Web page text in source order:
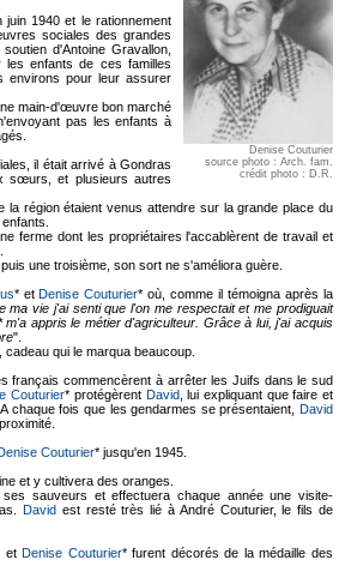
Denise Couturier
source photo : Arch. fam.
crédit photo : D.R.
1940 et le rationnement
sociales des grandes
d'Antoine Gravallon,
enfants de ces familles
environs pour leur assurer
main-d'œuvre bon marché
pas les enfants à
il était arrivé à Gondras
sœurs, et plusieurs autres
la région étaient venus attendre sur la grande place du
ferme dont les propriétaires l'accablèrent de travail et
une troisième, son sort ne s'améliora guère.
* etDenise Couturier* où, comme il témoigna après la
ma vie j'ai senti que l'on me respectait et me prodiguait
m'a appris le métier d'agriculteur. Grâce à lui, j'ai acquis
".
qui le marqua beaucoup.
français commencèrent à arrêter les Juifs dans le sud
Couturier* protégèrent David, lui expliquant que faire et
chaque fois que les gendarmes se présentaient, David
Couturier* jusqu'en 1945.
et y cultivera des oranges.
sauveurs et effectuera chaque année une visite-
Davidest resté très lié à André Couturier, le fils de
etDenise Couturier* furent décorés de la médaille des